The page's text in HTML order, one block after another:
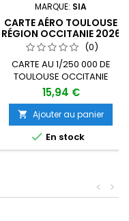
MARQUE: SIA
CARTE AÉRO TOULOUSE
RÉGION OCCITANIE 2026
AU 1/250 000 ÉDITION 1
(0)
CARTE AU 1/250 000 DE
TOULOUSE OCCITANIE
15,94 €
 Ajouter au panier
 En stock
>
<